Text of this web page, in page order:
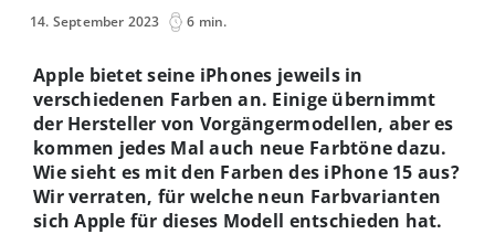
14. September 2023 6 min.
Apple bietet seine iPhones jeweils in
verschiedenen Farben an. Einige übernimmt
der Hersteller von Vorgängermodellen, aber es
kommen jedes Mal auch neue Farbtöne dazu.
Wie sieht es mit den Farben des iPhone 15 aus?
Wir verraten, für welche neun Farbvarianten
sich Apple für dieses Modell entschieden hat.